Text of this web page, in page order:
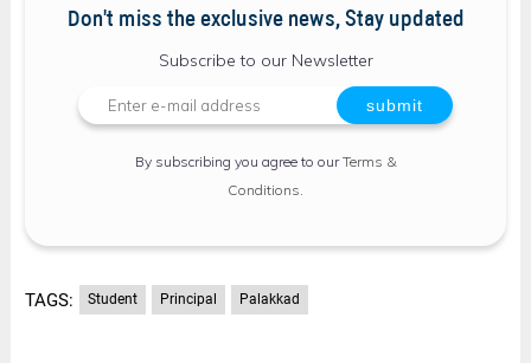
Don't miss the exclusive news, Stay updated
Subscribe to our Newsletter
By subscribing you agree to ourTerms &
Conditions
TAGS: Student Principal Palakkad